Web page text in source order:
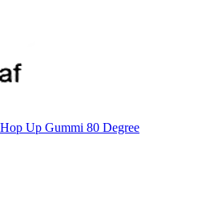
Up Gummi 80 Degree